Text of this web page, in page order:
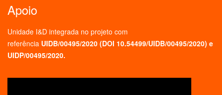
Apoio
Unidade I&D integrada no projeto com
referência UIDB/00495/2020 (DOI 10.54499/UIDB/00495/2020) e
UIDP/00495/2020.